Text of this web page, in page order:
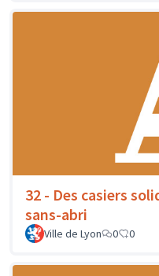
32 - Des casiers
sans-abri
Ville de Lyon 0 0